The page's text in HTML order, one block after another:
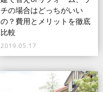
チの場合はどっちがいい
の？費用とメリットを徹底
比較
2019.05.17